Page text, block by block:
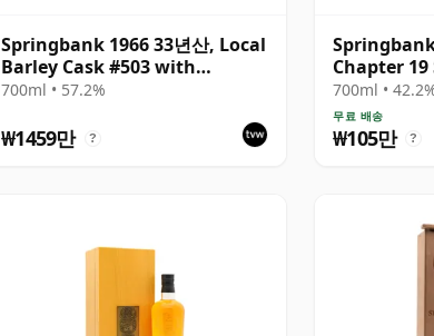
Springbank 1966 33년산, Local
Barley Cask #503 with
Wooden Box
700ml • 57.2%
₩1459만 ?
Chapter 19
25년산
700ml •
무료 배송
₩105만 ?